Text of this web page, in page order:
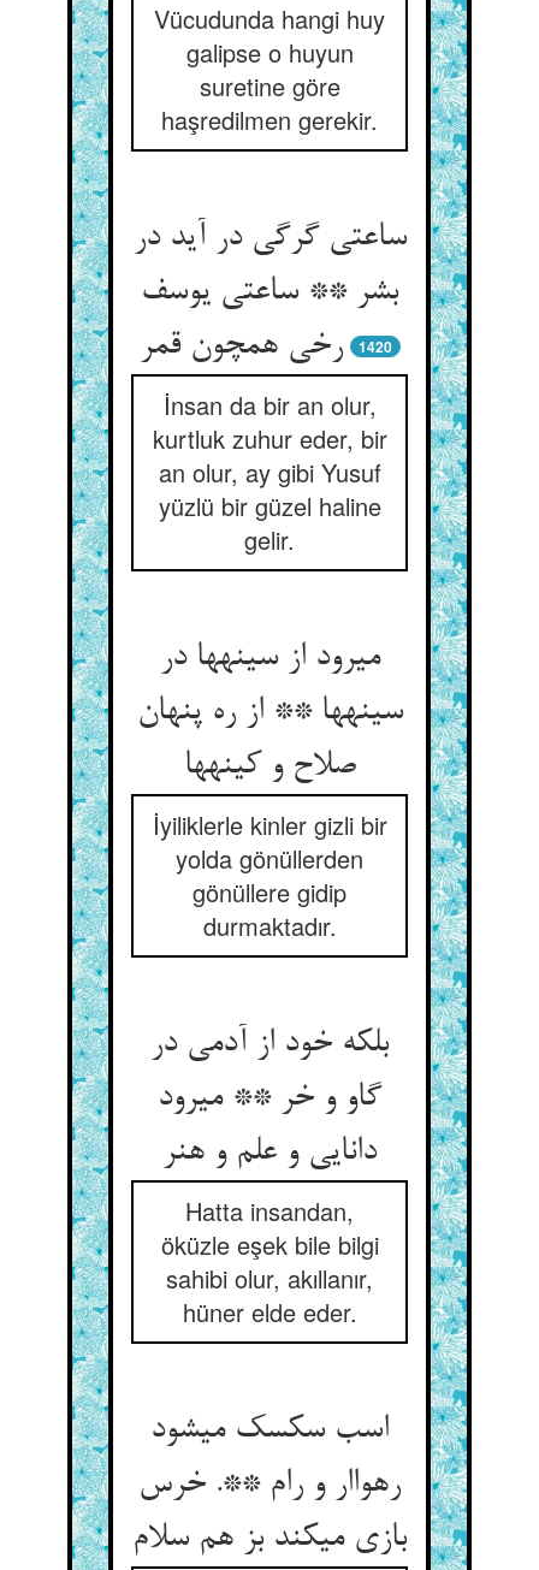
Vücudunda hangi huy
galipse o huyun
suretine göre
haşredilmen gerekir.
ساعتی گرگی در آید در
بشر ** ساعتی یوسف
رخی همچون قمر
1420
İnsan da bir an olur,
kurtluk zuhur eder, bir
an olur, ay gibi Yusuf
yüzlü bir güzel haline
gelir.
می‏رود از سینه‏ها در
سینه‏ها ** از ره پنهان
صلاح و کینه‏ها
İyiliklerle kinler gizli bir
yolda gönüllerden
gönüllere gidip
durmaktadır.
بلکه خود از آدمی در
گاو و خر ** می‏رود
دانایی و علم و هنر
Hatta insandan,
öküzle eşek bile bilgi
sahibi olur, akıllanır,
hüner elde eder.
اسب سکسک میشود
رهواار و رام **. خرس
بازی میکند بز هم سلام